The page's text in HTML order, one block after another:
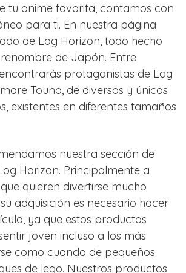
tu anime favorita, contamos con
para ti. En nuestra página
de Log Horizon, todo hecho
de Japón. Entre
protagonistas de Log
Touno, de diversos y únicos
existentes en diferentes tamaños
nuestra sección de
Horizon. Principalmente a
quieren divertirse mucho
adquisición es necesario hacer
ya que estos productos
joven incluso a los más
como cuando de pequeños
de lego. Nuestros productos